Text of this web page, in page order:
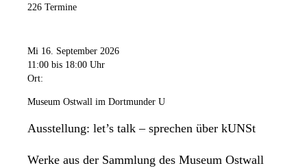
226 Termine
Mi 16. September 2026
11:00 bis 18:00 Uhr
Ort:
Museum Ostwall im Dortmunder U
Ausstellung: let’s talk – sprechen über kUNSt
Werke aus der Sammlung des Museum Ostwall